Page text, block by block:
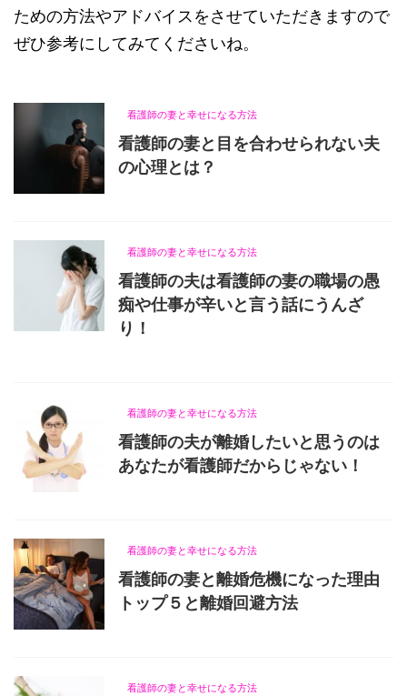
ための方法やアドバイスをさせていただきますので
ぜひ参考にしてみてくださいね。
看護師の妻と幸せになる方法
看護師の妻と目を合わせられない夫
の心理とは？
看護師の妻と幸せになる方法
看護師の夫は看護師の妻の職場の愚
痴や仕事が辛いと言う話にうんざ
り！
看護師の妻と幸せになる方法
看護師の夫が離婚したいと思うのは
あなたが看護師だからじゃない！
看護師の妻と幸せになる方法
看護師の妻と離婚危機になった理由
トップ５と離婚回避方法
看護師の妻と幸せになる方法